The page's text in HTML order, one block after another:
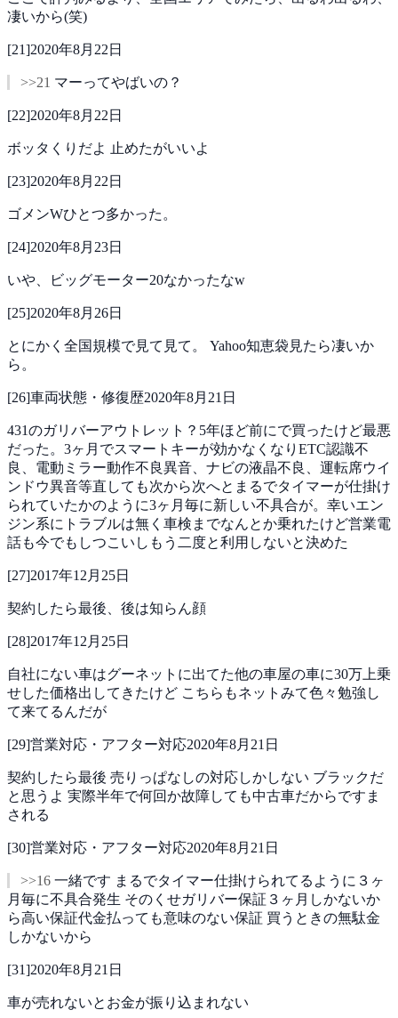
凄いから(笑)
[21]2020年8月22日
>>21 マーってやばいの？
[22]2020年8月22日
ボッタくりだよ 止めたがいいよ
[23]2020年8月22日
ゴメンWひとつ多かった。
[24]2020年8月23日
いや、ビッグモーター20なかったなw
[25]2020年8月26日
とにかく全国規模で見て見て。 Yahoo知恵袋見たら凄いか
ら。
[26]車両状態・修復歴2020年8月21日
431のガリバーアウトレット？5年ほど前にで買ったけど最悪
だった。3ヶ月でスマートキーが効かなくなりETC認識不
良、電動ミラー動作不良異音、ナビの液晶不良、運転席ウイ
ンドウ異音等直しても次から次へとまるでタイマーが仕掛け
られていたかのように3ヶ月毎に新しい不具合が。幸いエン
ジン系にトラブルは無く車検までなんとか乗れたけど営業電
話も今でもしつこいしもう二度と利用しないと決めた
[27]2017年12月25日
契約したら最後、後は知らん顔
[28]2017年12月25日
自社にない車はグーネットに出てた他の車屋の車に30万上乗
せした価格出してきたけど こちらもネットみて色々勉強し
て来てるんだが
[29]営業対応・アフター対応2020年8月21日
契約したら最後 売りっぱなしの対応しかしない ブラックだ
と思うよ 実際半年で何回か故障しても中古車だからですま
される
[30]営業対応・アフター対応2020年8月21日
>>16 一緒です まるでタイマー仕掛けられてるように３ヶ
月毎に不具合発生 そのくせガリバー保証３ヶ月しかないか
ら高い保証代金払っても意味のない保証 買うときの無駄金
しかないから
[31]2020年8月21日
車が売れないとお金が振り込まれない